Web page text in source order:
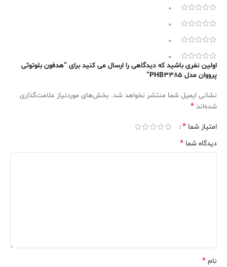
0
0
0
0
اولین نفری باشید که دیدگاهی را ارسال می کنید برای “هدفون بلوتوثی
پرووان مدل PHB3385”
نشانی ایمیل شما منتشر نخواهد شد. بخش‌های موردنیاز علامت‌گذاری
شده‌اند *
امتیاز شما *
دیدگاه شما *
نام *